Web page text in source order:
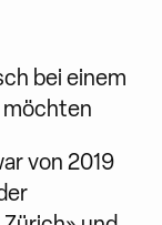
bei einem
möchten
von 2019